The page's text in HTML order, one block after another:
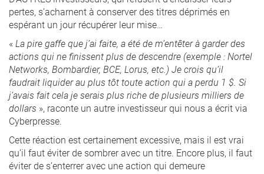
pertes, s’acharnent à conserver des titres déprimés en
espérant un jour récupérer leur mise…
«La pire gaffe que j’ai faite, a été de m’entêter à garder des
actions qui ne finissent plus de descendre (exemple : Nortel
Networks, Bombardier, BCE, Lorus, etc.) Je crois qu’il
faudrait liquider au plus tôt toute action qui a perdu 1 $. Si
j’avais fait cela je serais plus riche de plusieurs milliers de
dollars », raconte un autre investisseur qui nous a écrit via
Cyberpresse.
Cette réaction est certainement excessive, mais il est vrai
qu’il faut éviter de sombrer avec un titre. Encore plus, il faut
éviter de s’enterrer avec une action qui demeure